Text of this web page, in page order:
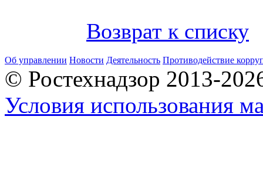
Возврат к списку
Об управлении Новости Деятельность Противодействие
© Ростехнадзор 2013-
Условия использования